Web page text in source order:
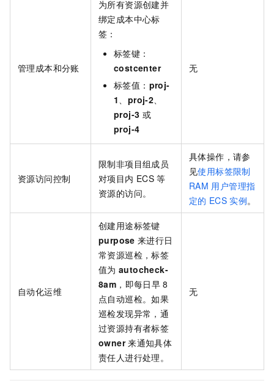
管理成本和分账
为所有资源创建并
绑定成本中心标
签：
标签键：
costcenter
标签值： proj-
1
proj-2
proj-3 或
proj-4
无
资源访问控制
限制非项目组成员
对项目内 ECS 等
资源的访问。
具体操作，请参
见使用标签限制
RAM 用户管理指
定的 ECS 实例。
自动化运维
创建用途标签键
purpose 来进行日
常资源巡检，标签
值为 autocheck-
8am ，即每日早 8
点自动巡检。如果
巡检发现异常，通
过资源持有者标签
owner 来通知具体
责任人进行处理。
无